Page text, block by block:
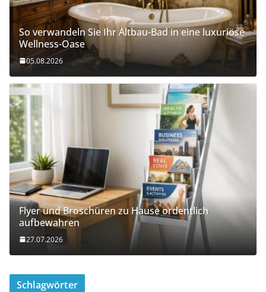
So verwandeln Sie Ihr Altbau-Bad in eine luxuriöse
Wellness-Oase
05.08.2026
Flyer und Broschüren zu Hause ordentlich
aufbewahren
27.07.2026
Schlagwörter